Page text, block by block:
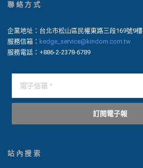
聯絡方式
企業地址：台北市松山區民權東路三段169號9樓
服務信箱： kedge_service@kindom.com.tw
服務電話：+886-2-2378-6789
訂閱電子報
站內搜索